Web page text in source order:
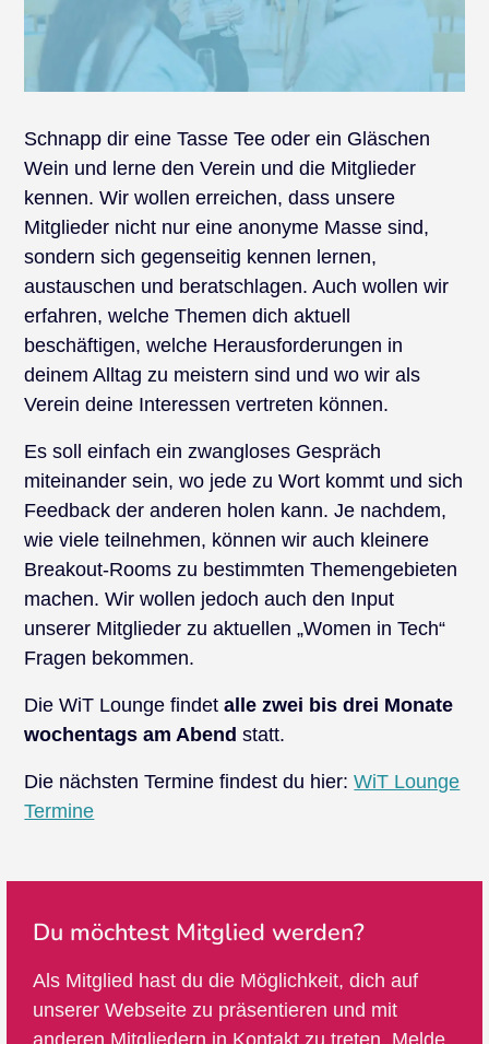
Schnapp dir eine Tasse Tee oder ein Gläschen
Wein und lerne den Verein und die Mitglieder
kennen. Wir wollen erreichen, dass unsere
Mitglieder nicht nur eine anonyme Masse sind,
sondern sich gegenseitig kennen lernen,
austauschen und beratschlagen. Auch wollen wir
erfahren, welche Themen dich aktuell
beschäftigen, welche Herausforderungen in
deinem Alltag zu meistern sind und wo wir als
Verein deine Interessen vertreten können.
Es soll einfach ein zwangloses Gespräch
miteinander sein, wo jede zu Wort kommt und sich
Feedback der anderen holen kann. Je nachdem,
wie viele teilnehmen, können wir auch kleinere
Breakout-Rooms zu bestimmten Themengebieten
machen. Wir wollen jedoch auch den Input
unserer Mitglieder zu aktuellen „Women in Tech“
Fragen bekommen.
Die WiT Lounge findetalle zwei bis drei Monate
wochentags am Abend statt.
Die nächsten Termine findest du hier:WiT Lounge
Termine
Du möchtest Mitglied werden?
Als Mitglied hast du die Möglichkeit, dich auf
unserer Webseite zu präsentieren und mit
anderen Mitgliedern in Kontakt zu treten. Melde